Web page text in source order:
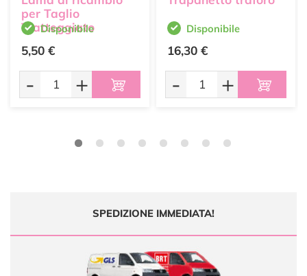
per Taglio
Tratteggiato
Disponibile
5,50 €
- +
Disponibile
16,30 €
- +
SPEDIZIONE IMMEDIATA!